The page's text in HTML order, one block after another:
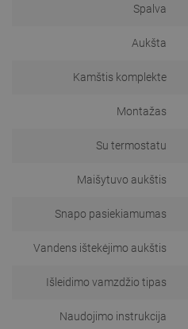
Spalva
Aukšta
Kamštis komplekte
Montažas
Su termostatu
Maišytuvo aukštis
Snapo pasiekiamumas
Vandens ištekėjimo aukštis
Išleidimo vamzdžio tipas
Naudojimo instrukcija